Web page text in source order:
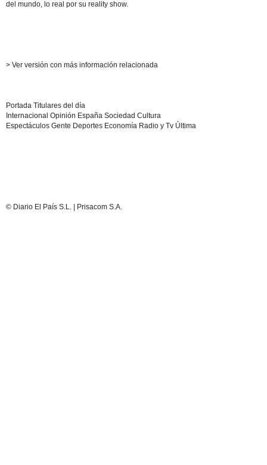
del mundo, lo real por su reality show.
> Ver versión con más información relacionada
Portada Titulares del día
Internacional Opinión España Sociedad Cultura
Espectáculos Gente Deportes Economía Radio y Tv Última
© Diario El País S.L. | Prisacom S.A.